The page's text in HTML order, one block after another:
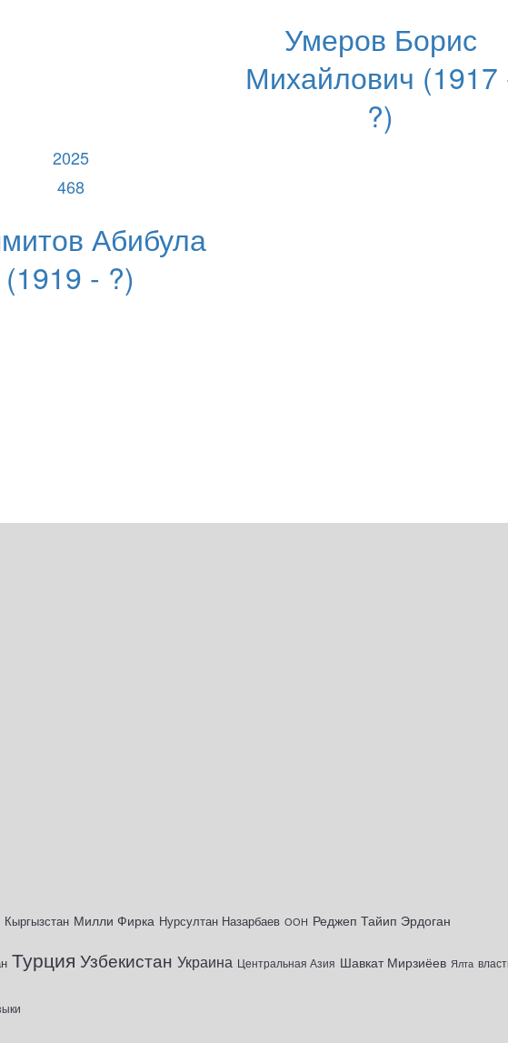
Умеров Борис
Михайлович (1917
?)
2025
468
Абибула
(1919 - ?)
Кыргызстан Милли Фирка Нурсултан Назарбаев ООН Реджеп Тайип Эрдоган
Турция Узбекистан Украина Центральная Азия Шавкат Мирзиёев Ялта